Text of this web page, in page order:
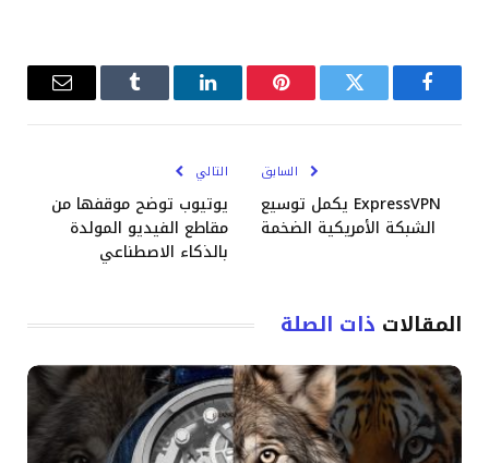
فيسبوكتويتر بينتيريستلينكدإن Tumblrالبريد
السابق
ExpressVPN يكمل توسيع
الشبكة الأمريكية الضخمة
التالي
يوتيوب توضح موقفها من
مقاطع الفيديو المولدة
بالذكاء الاصطناعي
المقالات ذات الصلة